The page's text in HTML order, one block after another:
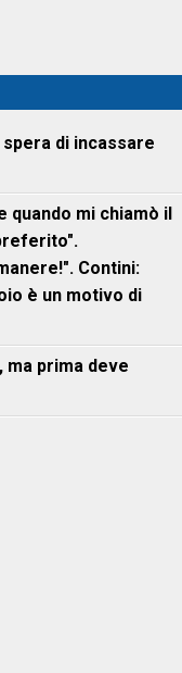
spera di incassare
quando mi chiamò il
Contini:
è un motivo di
ma prima deve